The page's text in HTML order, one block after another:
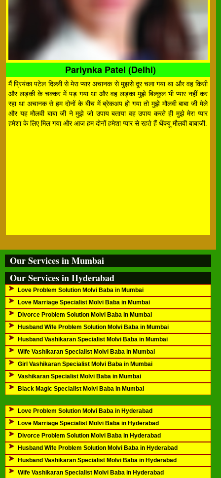
Pariynka Patel (Delhi)
मैं प्रियंका पटेल दिल्ली से मेरा प्यार अचानक से मुझसे दूर चला गया था और वह किसी
और लड़की के चक्कर में पड़ गया था और वह लड़का मुझे बिल्कुल भी प्यार नहीं कर
रहा था अचानक से हम दोनों के बीच में ब्रेकअप हो गया तो मुझे मौलवी बाबा जी मेले
और यह मौलवी बाबा जी ने मुझे जो उपाय बताया वह उपाय करते ही मुझे मेरा प्यार
हमेशा के लिए मिल गया और आज हम दोनों हमेशा प्यार से रहते हैं थैंक्यू मौलवी बाबाजी.
Our Services in Mumbai
Our Services in Hyderabad
Love Problem Solution Molvi Baba in Mumbai
Love Marriage Specialist Molvi Baba in Mumbai
Divorce Problem Solution Molvi Baba in Mumbai
Husband Wife Problem Solution Molvi Baba in Mumbai
Husband Vashikaran Specialist Molvi Baba in Mumbai
Wife Vashikaran Specialist Molvi Baba in Mumbai
Girl Vashikaran Specialist Molvi Baba in Mumbai
Vashikaran Specialist Molvi Baba in Mumbai
Black Magic Specialist Molvi Baba in Mumbai
Love Problem Solution Molvi Baba in Hyderabad
Love Marriage Specialist Molvi Baba in Hyderabad
Divorce Problem Solution Molvi Baba in Hyderabad
Husband Wife Problem Solution Molvi Baba in Hyderabad
Husband Vashikaran Specialist Molvi Baba in Hyderabad
Wife Vashikaran Specialist Molvi Baba in Hyderabad